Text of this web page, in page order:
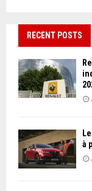
RECENT POSTS
à